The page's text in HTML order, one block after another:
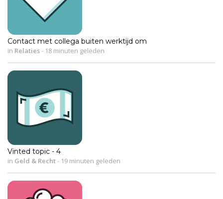
Contact met collega buiten werktijd om
in Relaties- 18 minuten geleden
Vinted topic - 4
in Geld & Recht- 19 minuten geleden